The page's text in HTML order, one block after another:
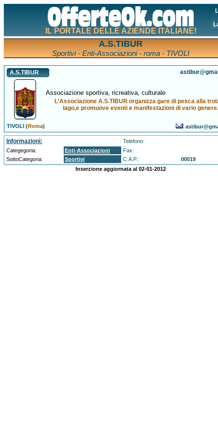
IL PORTALE DELLE AZIENDE ITALIANE!
A.S.TIBUR
Sportivi - Enti-Associazioni - roma - TIVOLI
A.S.TIBUR
Associazione sportiva, ricreativa, culturale.
L'Associazione A.S.TIBUR organizza gare di pesca alla
lago,e promuove eventi e manifestazioni di vario genere.
TIVOLI (Roma)
Informazioni:
Telefono:
Categegoria:
Enti-Associazioni
Fax:
SottoCategoria:
Sportivi C.A.P.:
00019
Inserzione aggiornata al 02-01-2012